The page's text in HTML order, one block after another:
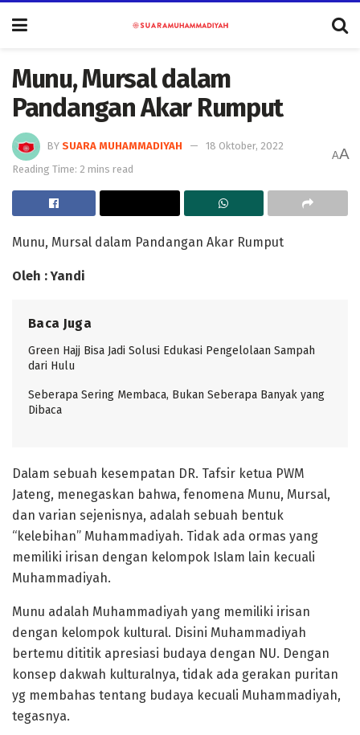
Munu, Mursal dalam
Pandangan Akar Rumput
BY SUARA MUHAMMADIYAH
18 Oktober, 2022
Reading Time: 2 mins read
AA
Munu, Mursal dalam Pandangan Akar Rumput
Oleh : Yandi
Baca Juga
Green Hajj Bisa Jadi Solusi Edukasi Pengelolaan Sampah
dari Hulu
Seberapa Sering Membaca, Bukan Seberapa Banyak yang
Dibaca
Dalam sebuah kesempatan DR. Tafsir ketua PWM
Jateng, menegaskan bahwa, fenomena Munu, Mursal,
dan varian sejenisnya, adalah sebuah bentuk
“kelebihan” Muhammadiyah. Tidak ada ormas yang
memiliki irisan dengan kelompok Islam lain kecuali
Muhammadiyah.
Munu adalah Muhammadiyah yang memiliki irisan
dengan kelompok kultural. Disini Muhammadiyah
bertemu dititik apresiasi budaya dengan NU. Dengan
konsep dakwah kulturalnya, tidak ada gerakan puritan
yg membahas tentang budaya kecuali Muhammadiyah,
tegasnya.